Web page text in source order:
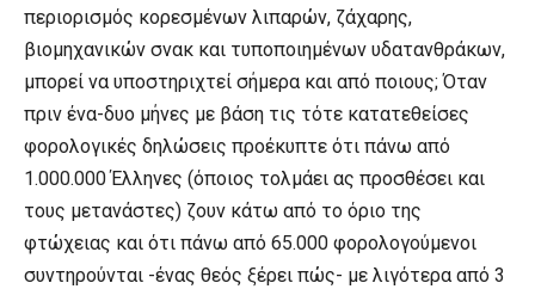
περιορισμός κορεσμένων λιπαρών, ζάχαρης,
βιομηχανικών σνακ και τυποποιημένων υδατανθράκων,
μπορεί να υποστηριχτεί σήμερα και από ποιους; Όταν
πριν ένα-δυο μήνες με βάση τις τότε κατατεθείσες
φορολογικές δηλώσεις προέκυπτε ότι πάνω από
1.000.000 Έλληνες (όποιος τολμάει ας προσθέσει και
τους μετανάστες) ζουν κάτω από το όριο της
φτώχειας και ότι πάνω από 65.000 φορολογούμενοι
συντηρούνται -ένας θεός ξέρει πώς- με λιγότερα από 3